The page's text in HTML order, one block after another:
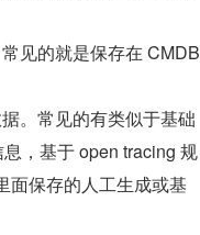
见的就是保存在 CMDB
。常见的有类似于基础
，基于 open tracing 规
面保存的人工生成或基